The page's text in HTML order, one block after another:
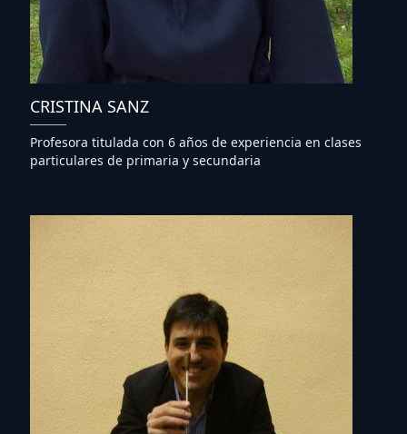
CRISTINA SANZ
Profesora titulada con 6 años de experiencia en clases
particulares de primaria y secundaria